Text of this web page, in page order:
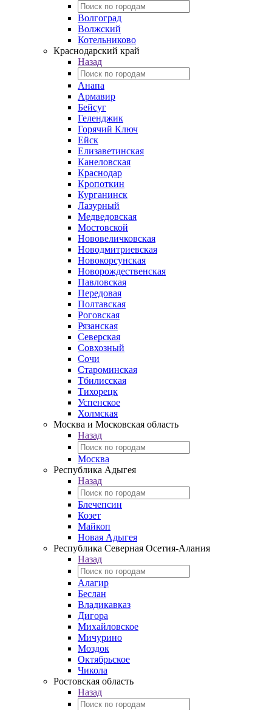
Волгоград
Волжский
Котельниково
Краснодарский край
Назад
Анапа
Армавир
Бейсуг
Геленджик
Горячий Ключ
Ейск
Елизаветинская
Канеловская
Краснодар
Кропоткин
Курганинск
Лазурный
Медведовская
Мостовской
Нововеличковская
Новодмитриевская
Новокорсунская
Новорождественская
Павловская
Передовая
Полтавская
Роговская
Рязанская
Северская
Совхозный
Сочи
Староминская
Тбилисская
Тихорецк
Успенское
Холмская
Москва и Московская область
Назад
Москва
Республика Адыгея
Назад
Блечепсин
Козет
Майкоп
Новая Адыгея
Республика Северная Осетия-Алания
Назад
Алагир
Беслан
Владикавказ
Дигора
Михайловское
Мичурино
Моздок
Октябрьское
Чикола
Ростовская область
Назад